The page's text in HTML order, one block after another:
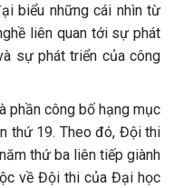
biểu những cái nhìn từ
liên quan tới sự phát
sự phát triển của công
phần công bố hạng mục
thứ 19. Theo đó, Đội thi
thứ ba liên tiếp giành
về Đội thi của Đại học